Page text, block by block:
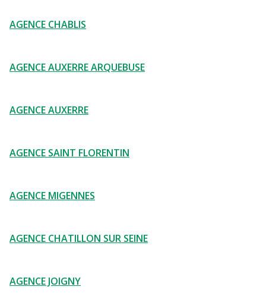
AGENCE CHABLIS
AGENCE AUXERRE ARQUEBUSE
AGENCE AUXERRE
AGENCE SAINT FLORENTIN
AGENCE MIGENNES
AGENCE CHATILLON SUR SEINE
AGENCE JOIGNY